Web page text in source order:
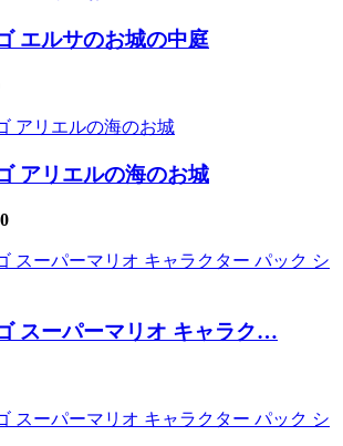
エルサのお城の中庭
アリエルの海のお城
スーパーマリオ キャラク…